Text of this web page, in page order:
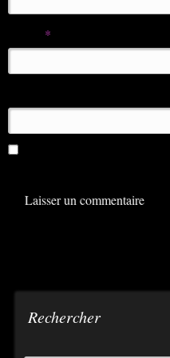
*
Rechercher